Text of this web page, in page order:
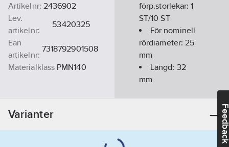
Artikelnr: 2436902
Lev.
artikelnr:
53420325
Ean
artikelnr:
7318792901508
Materialklass PMN140
förp.storlekar:1
ST/10 ST
För nominell
rördiameter:25
mm
Längd: 32
mm
Varianter